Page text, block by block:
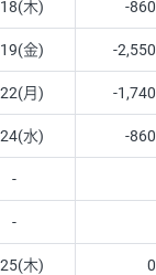
木) -860
金) -2,550
月) -1,740
水) -860
-
-
木) 0